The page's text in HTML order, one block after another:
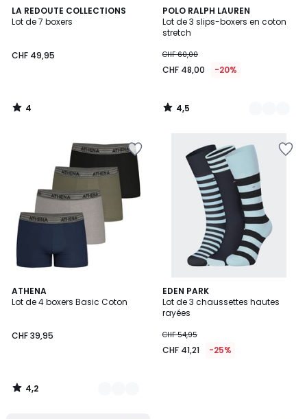
LA REDOUTE COLLECTIONS
Lot de 7 boxers
CHF 49,95
4
/
4
/
POLO RALPH LAUREN
Lot de 3 slips-boxers en coton
stretch
CHF 60,00
CHF 48,00 -20%
4,5
/ 5
3
Couleurs
4,5
/
ATHENA
Lot de 4 boxers Basic Coton
CHF 39,95
4,2
/ 5
4
Couleurs
4,2
/
EDEN PARK
Lot de 3 chaussettes hautes
rayées
CHF 54,95
CHF 41,21 -25%